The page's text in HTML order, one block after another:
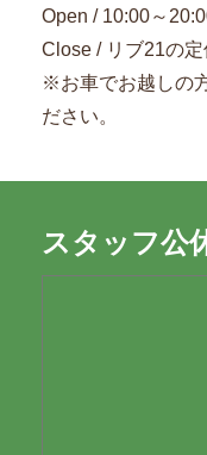
スタッフ公
Open / 10:00～
Close / リブ21の定
※お車でお越しの
ださい。